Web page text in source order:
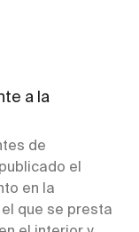
a la
de
el
en la
que se presta